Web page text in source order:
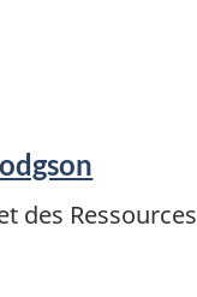
des Ressources